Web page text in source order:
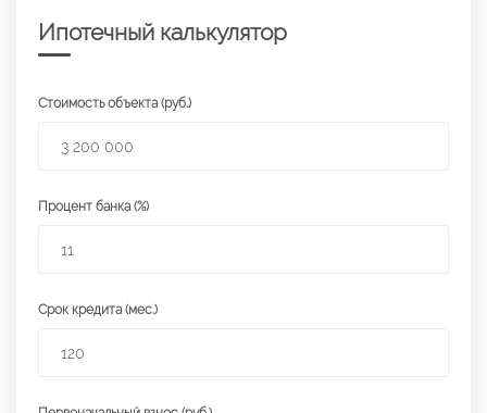
Ипотечный калькулятор
Стоимость объекта (руб.)
Процент банка (%)
Срок кредита (мес.)